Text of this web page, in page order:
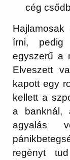
cég
írni, pedig
egyszerű a
Elveszett
kapott egy
kellett a
a banknál,
agyalás
regényt